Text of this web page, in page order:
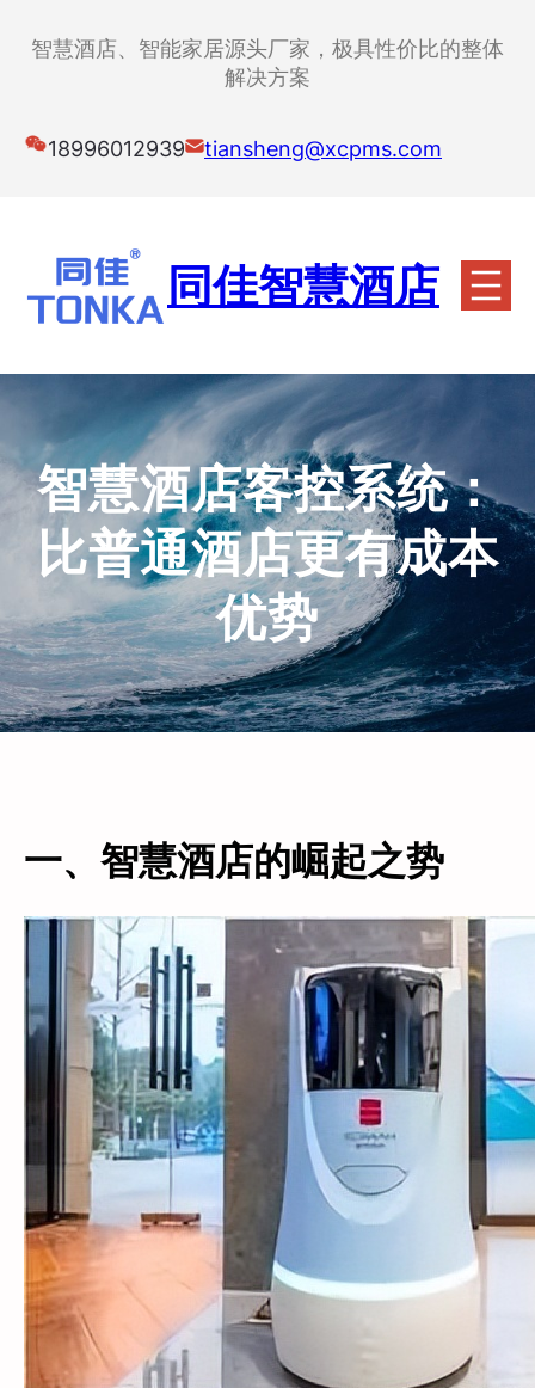
智慧酒店、智能家居源头厂家，极具性价比的整体
解决方案
18996012939 tiansheng@xcpms.com
同佳智慧酒店
智慧酒店客控系统：
比普通酒店更有成本
优势
一、智慧酒店的崛起之势